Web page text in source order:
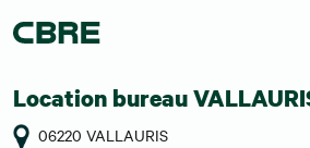
Location bureau
06220 VALLAURIS